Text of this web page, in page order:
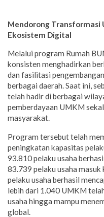
Mendorong Transformasi
Ekosistem Digital
Melalui program Rumah
konsisten menghadirkan
dan fasilitasi
berbagai daerah. Saat ini,
telah hadir di berbagai
pemberdayaan UMKM
masyarakat.
Program tersebut telah
peningkatan kapasitas
93.810 pelaku usaha
83.739 pelaku usaha
pelaku usaha berhasil
lebih dari 1.040 UMKM
usaha hingga mampu
global.